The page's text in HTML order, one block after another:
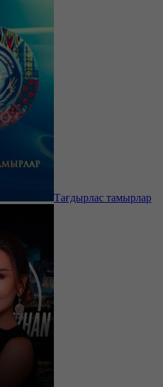
Тағдырлас тамырлар